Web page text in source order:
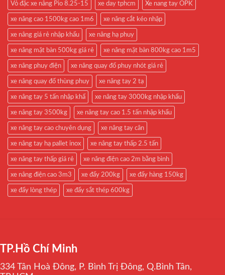
Vỏ đặc xe nâng Pio 8.25-15 xe day tphcm Xe nang tay OPK
xe nâng cao 1500kg cao 1m6 xe nâng cắt kéo nhập
xe nâng giá rẻ nhập khẩu xe nâng hạ phuy
xe nâng mặt bàn 500kg giá rẻ xe nâng mặt bàn 800kg cao 1m5
xe nâng phuy điện xe nâng quay đổ phuy nhót giá rẻ
xe nâng quay đổ thùng phuy xe nâng tay 2 tạ
xe nâng tay 5 tấn nhập khẩ xe nâng tay 3000kg nhập khẩu
xe nâng tay 3500kg xe nâng tay cao 1.5 tấn nhập khẩu
xe nâng tay cao chuyên dụng xe nâng tay cân
xe nâng tay hạ pallet inox xe nâng tay thấp 2.5 tấn
xe nâng tay thấp giá rẻ xe nâng điện cao 2m bằng bình
xe nâng điện cao 3m3 xe đẩy 200kg xe đẩy hàng 150kg
xe đẩy lòng thép xe đẩy sắt thép 600kg
TP.Hồ Chí Minh
334 Tân Hoà Đông, P. Bình Trị Đông, Q.Bình Tân,